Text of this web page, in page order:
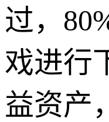
过，
戏进行
益资产